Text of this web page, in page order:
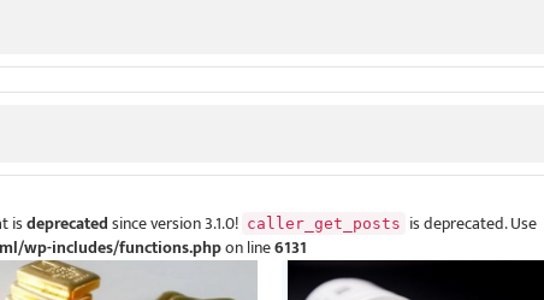
isdeprecatedsince version 3.1.0! caller_get_posts is deprecated. Use
wp-includes/functions.phpon line6131